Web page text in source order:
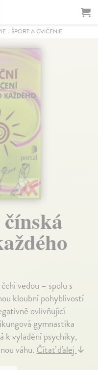
- ŠPORT A CVIČENIE
vedou – spolu s
kloubní pohyblivostí
ovlivňující
gymnastika
k vyladění psychiky,
váhu.Čítať ďalej↓